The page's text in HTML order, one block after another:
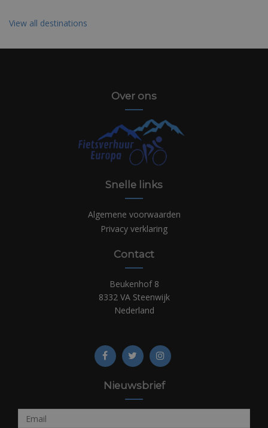
View all destinations
Over ons
Snelle links
Algemene voorwaarden
Privacy verklaring
Contact
Beukenhof 8
8332 VA Steenwijk
Nederland
Nieuwsbrief